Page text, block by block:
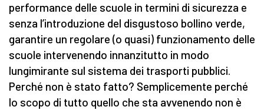
performance delle scuole in termini di sicurezza e
senza l’introduzione del disgustoso bollino verde,
garantire un regolare (o quasi) funzionamento delle
scuole intervenendo innanzitutto in modo
lungimirante sul sistema dei trasporti pubblici.
Perché non è stato fatto? Semplicemente perché
lo scopo di tutto quello che sta avvenendo non è